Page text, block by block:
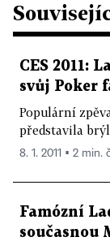
CES 2011:
svůj Poker
Populární
představila
8. 1. 2011 ▪ 2 min.
Famózní
současnou